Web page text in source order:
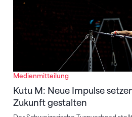
Medienmitteilung
Kutu M: Neue Impulse
Zukunft gestalten